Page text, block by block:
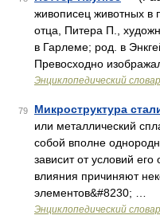
живописец животных в
отца, Питера П.,
в Гарлеме; род. в
Превосходно
Энциклопедический
79 Микроструктура
или металлический
собой вполне
зависит от условий
влияния причиняют
элементов&#8230; …
Энциклопедический